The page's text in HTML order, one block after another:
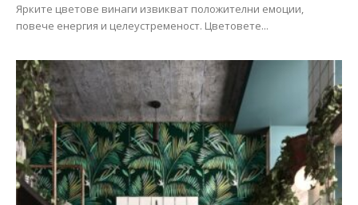
Ярките цветове винаги извикват положителни емоции,
повече енергия и целеустременост. Цветовете...